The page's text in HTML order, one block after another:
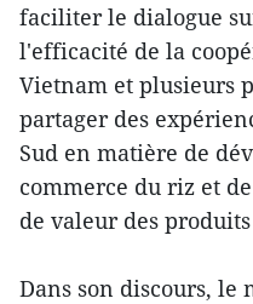
faciliter le dialogue
l'efficacité de la
Vietnam et plusieurs
partager des
Sud en matière de
commerce du riz et
de valeur des
Dans son discours,